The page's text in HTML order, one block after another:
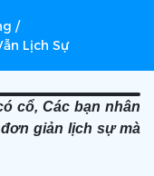
/
Lịch Sự
cổ, Các bạn nhân
giản lịch sự mà